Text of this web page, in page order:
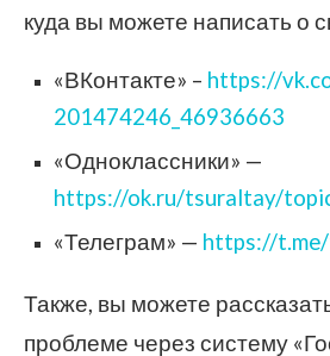
куда вы можете написать о
«ВКонтакте» – https://
201474246_46936663
«Одноклассники» —
https://ok.ru/tsuraltay/
«Телеграм» — https://
Также, вы можете
проблеме через систему